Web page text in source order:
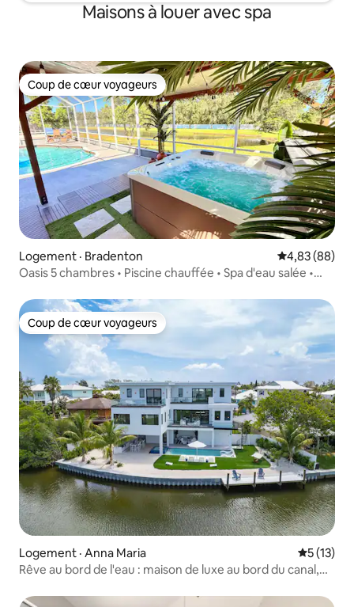
Maisons à louer avec spa
Coup de cœur voyageurs
Coup de cœur voyageurs
Logement · Bradenton Note
4,83 (88)
Oasis 5 chambres • Piscine chauffée • Spa d'eau salée •
Coup de cœur voyageurs
Coup de cœur voyageurs
Logement · Anna Maria Note
5 (13)
Rêve au bord de l'eau : maison de luxe au bord du canal,